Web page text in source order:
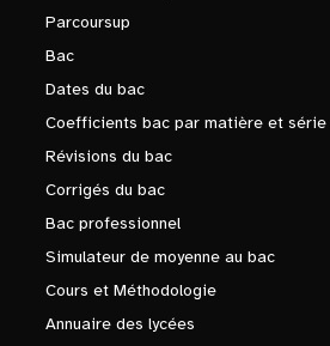
Parcoursup
Bac
Dates du bac
Coefficients bac par matière et série
Révisions du bac
Corrigés du bac
Bac professionnel
Simulateur de moyenne au bac
Cours et Méthodologie
Annuaire des lycées